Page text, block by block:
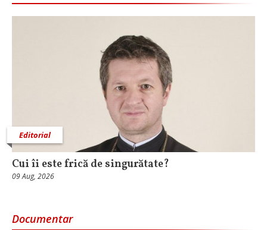
Editorial
Cui îi este frică de singurătate?
09 Aug, 2026
Documentar